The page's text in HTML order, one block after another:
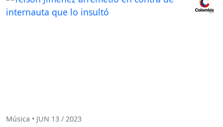
Música • JUN 13 / 2023